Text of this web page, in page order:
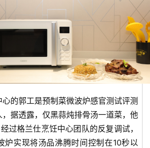
的郭工是预制菜微波炉感官测试评测
据透露，仅黑蒜炖排骨汤一道菜，他
过格兰仕烹饪中心团队的反复调试，
炉实现将汤品沸腾时间控制在10秒以